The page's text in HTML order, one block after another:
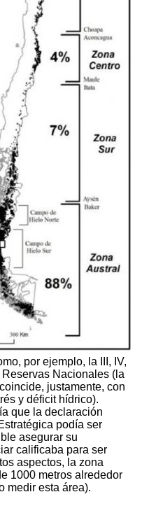
por ejemplo, la III, IV,
Nacionales (la
justamente, con
y déficit hídrico).
que la declaración
podía ser
asegurar su
calificaba para ser
aspectos, la zona
1000 metros alrededor
medir esta área).